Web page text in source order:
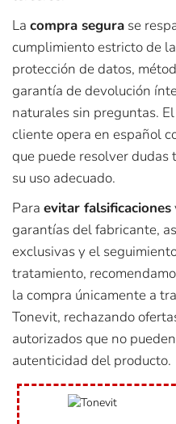
La compra segura se
cumplimiento estricto de
protección de datos,
garantía de devolución
naturales sin preguntas.
cliente opera en español
que puede resolver dudas
su uso adecuado.
Para evitar falsificaciones
garantías del fabricante,
exclusivas y el
tratamiento,
la compra únicamente a
Tonevit, rechazando
autorizados que no
autenticidad del producto.